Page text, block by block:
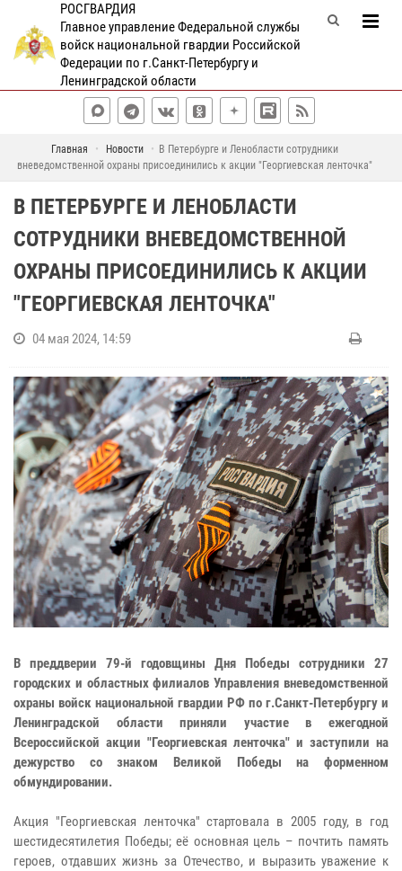
РОСГВАРДИЯ
Главное управление Федеральной службы
войск национальной гвардии Российской
Федерации по г.Санкт-Петербургу и
Ленинградской области
Главная Новости
В Петербурге и Ленобласти сотрудники
вневедомственной охраны присоединились к акции "Георгиевская ленточка"
В ПЕТЕРБУРГЕ И ЛЕНОБЛАСТИ
СОТРУДНИКИ ВНЕВЕДОМСТВЕННОЙ
ОХРАНЫ ПРИСОЕДИНИЛИСЬ К АКЦИИ
"ГЕОРГИЕВСКАЯ ЛЕНТОЧКА"
04 мая 2024, 14:59
В преддверии 79-й годовщины Дня Победы сотрудники 27
городских и областных филиалов Управления вневедомственной
охраны войск национальной гвардии РФ по г.Санкт-Петербургу и
Ленинградской области приняли участие в ежегодной
Всероссийской акции "Георгиевская ленточка" и заступили на
дежурство со знаком Великой Победы на форменном
обмундировании.
Акция "Георгиевская ленточка" стартовала в 2005 году, в год
шестидесятилетия Победы; её основная цель – почтить память
героев, отдавших жизнь за Отечество, и выразить уважение к